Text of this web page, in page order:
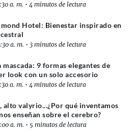
a. m. • 4 minutos de lectura
Hotel: Bienestar inspirado en
a. m. • 3 minutos de lectura
mascada: 9 formas elegantes de
look con un solo accesorio
a. m. • 4 minutos de lectura
alto valyrio...¿Por qué inventamos
enseñan sobre el cerebro?
a. m. • 5 minutos de lectura